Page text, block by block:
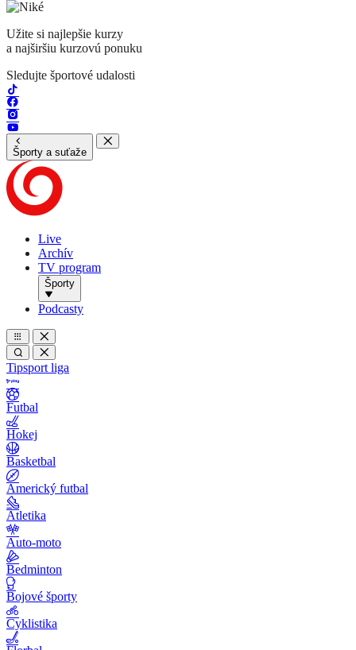
Užite si najlepšie kurzy
a najširšiu kurzovú ponuku
Sledujte športové udalosti
Športy a suťaže
Live
Archív
TV program
Športy
Podcasty
Tipsport liga
Futbal
Hokej
Basketbal
Americký futbal
Atletika
Auto-moto
Bedminton
Bojové športy
Cyklistika